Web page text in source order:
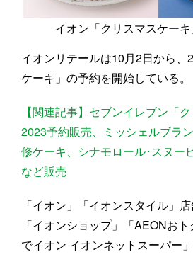
イオン「クリスマスケー
イオンリテールは10月2日から、
ケーキ」の予約を開始している。
【関連記事】セブンイレブン「
2023予約販売、ミッシェルブラ
修ケーキ、シナモロール･スヌー
など販売
「イオン」「イオンスタイル」
「イオンショップ」「AEONお
でイオン イオンネットスーパー」